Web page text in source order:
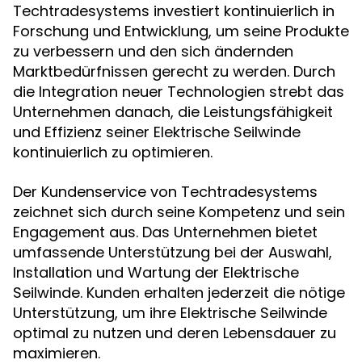
Techtradesystems investiert kontinuierlich in
Forschung und Entwicklung, um seine Produkte
zu verbessern und den sich ändernden
Marktbedürfnissen gerecht zu werden. Durch
die Integration neuer Technologien strebt das
Unternehmen danach, die Leistungsfähigkeit
und Effizienz seiner Elektrische Seilwinde
kontinuierlich zu optimieren.
Der Kundenservice von Techtradesystems
zeichnet sich durch seine Kompetenz und sein
Engagement aus. Das Unternehmen bietet
umfassende Unterstützung bei der Auswahl,
Installation und Wartung der Elektrische
Seilwinde. Kunden erhalten jederzeit die nötige
Unterstützung, um ihre Elektrische Seilwinde
optimal zu nutzen und deren Lebensdauer zu
maximieren.